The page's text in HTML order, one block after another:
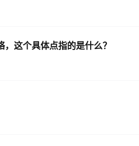
这个具体点指的是什么？